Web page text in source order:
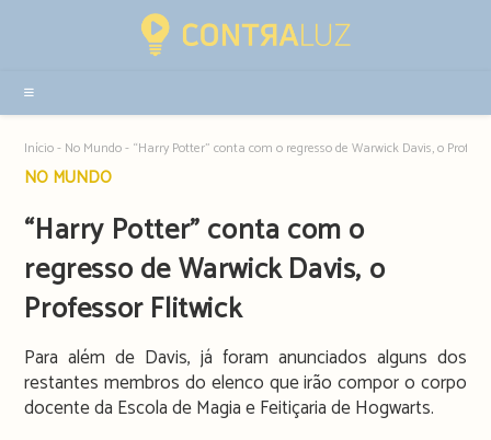
sidebar
Início- No Mundo- “Harry Potter” conta com o regresso de Warwick Davis, o
Post
NO MUNDO
“Harry Potter” conta com o
regresso de Warwick Davis, o
Professor Flitwick
Para além de Davis, já foram anunciados alguns dos
restantes membros do elenco que irão compor o corpo
docente da Escola de Magia e Feitiçaria de Hogwarts.